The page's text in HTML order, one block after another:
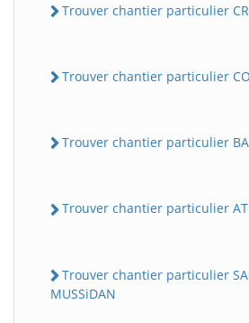
Trouver chantier particulier
Trouver chantier particulier
Trouver chantier particulier
Trouver chantier particulier
Trouver chantier particulier
MUSSiDAN